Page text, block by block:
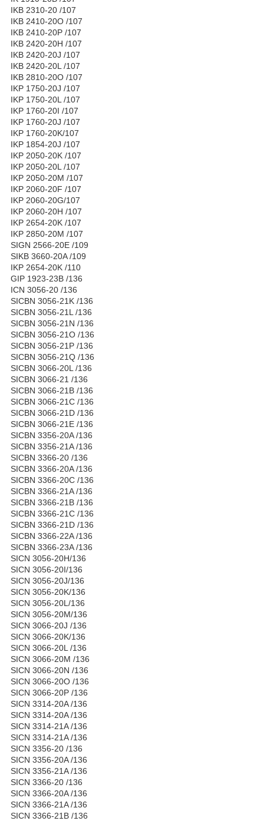
IKB 2310-20 /107
IKB 2410-20O /107
IKB 2410-20P /107
IKB 2420-20H /107
IKB 2420-20J /107
IKB 2420-20L /107
IKB 2810-20O /107
IKP 1750-20J /107
IKP 1750-20L /107
IKP 1760-20I /107
IKP 1760-20J /107
IKP 1760-20K/107
IKP 1854-20J /107
IKP 2050-20K /107
IKP 2050-20L /107
IKP 2050-20M /107
IKP 2060-20F /107
IKP 2060-20G/107
IKP 2060-20H /107
IKP 2654-20K /107
IKP 2850-20M /107
SIGN 2566-20E /109
SIKB 3660-20A /109
IKP 2654-20K /110
GIP 1923-23B /136
ICN 3056-20 /136
SICBN 3056-21K /136
SICBN 3056-21L /136
SICBN 3056-21N /136
SICBN 3056-21O /136
SICBN 3056-21P /136
SICBN 3056-21Q /136
SICBN 3066-20L /136
SICBN 3066-21 /136
SICBN 3066-21B /136
SICBN 3066-21C /136
SICBN 3066-21D /136
SICBN 3066-21E /136
SICBN 3356-20A /136
SICBN 3356-21A /136
SICBN 3366-20 /136
SICBN 3366-20A /136
SICBN 3366-20C /136
SICBN 3366-21A /136
SICBN 3366-21B /136
SICBN 3366-21C /136
SICBN 3366-21D /136
SICBN 3366-22A /136
SICBN 3366-23A /136
SICN 3056-20H/136
SICN 3056-20I/136
SICN 3056-20J/136
SICN 3056-20K/136
SICN 3056-20L/136
SICN 3056-20M/136
SICN 3066-20J /136
SICN 3066-20K/136
SICN 3066-20L /136
SICN 3066-20M /136
SICN 3066-20N /136
SICN 3066-20O /136
SICN 3066-20P /136
SICN 3314-20A /136
SICN 3314-20A /136
SICN 3314-21A /136
SICN 3314-21A /136
SICN 3356-20 /136
SICN 3356-20A /136
SICN 3356-21A /136
SICN 3366-20 /136
SICN 3366-20A /136
SICN 3366-21A /136
SICN 3366-21B /136